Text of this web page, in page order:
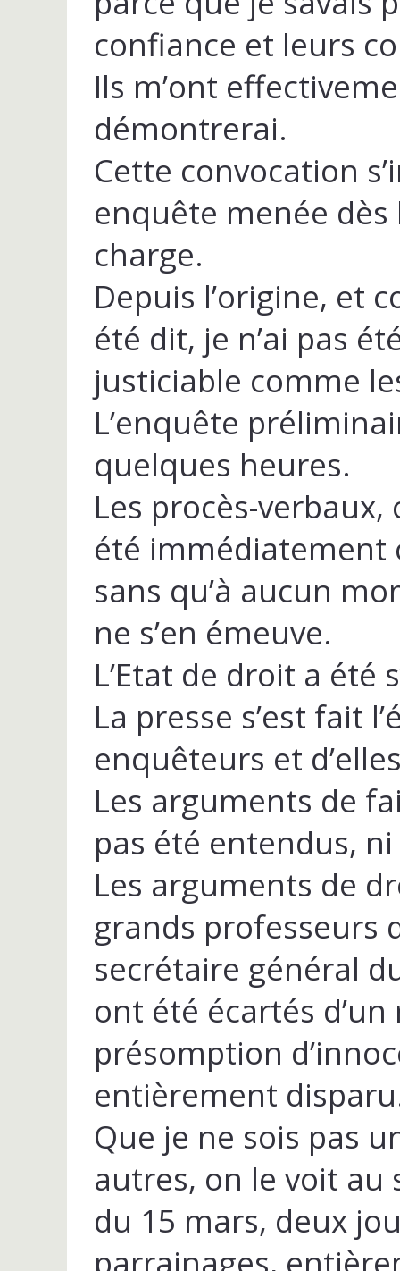
confiance et leurs
Ils m’ont
démontrerai.
Cette convocation
enquête menée
charge.
Depuis l’origine, et
été dit, je n’ai pas
justiciable comme
L’enquête
quelques heures.
Les procès-
été immédiatement
sans qu’à aucun
ne s’en émeuve.
L’Etat de droit a
La presse s’est fait
enquêteurs et
Les arguments de
pas été entendus,
Les arguments de
grands professeurs
secrétaire général
ont été écartés
présomption
entièrement
Que je ne sois pas
autres, on le voit au
du 15 mars, deux